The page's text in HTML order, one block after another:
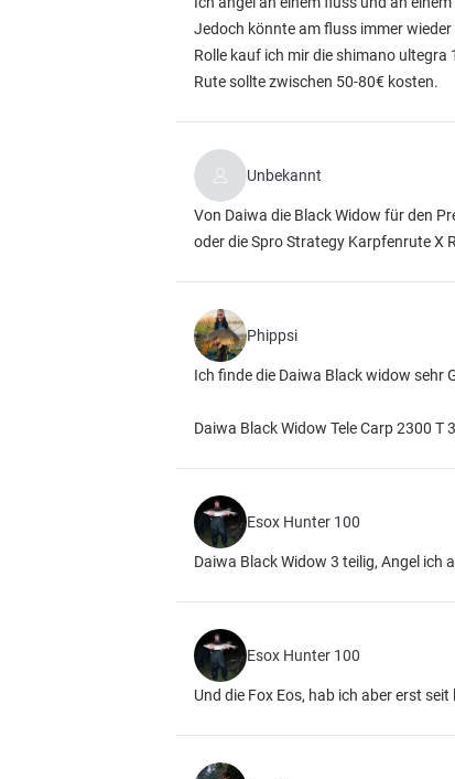
Jedoch könnte am fluss immer
Rolle kauf ich mir die shimano ultegra
Rute sollte zwischen 50-80€ kosten.
Unbekannt
Von Daiwa die Black Widow für den
oder die Spro Strategy Karpfenrute X
Phippsi
Ich finde die Daiwa Black widow sehr
Daiwa Black Widow Tele Carp 2300 T
Esox Hunter 100
Daiwa Black Widow 3 teilig, Angel
Esox Hunter 100
Und die Fox Eos, hab ich aber erst